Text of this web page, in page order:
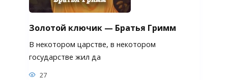
Золотой ключик — Братья Гримм
В некотором царстве, в некотором
государстве жил да
27